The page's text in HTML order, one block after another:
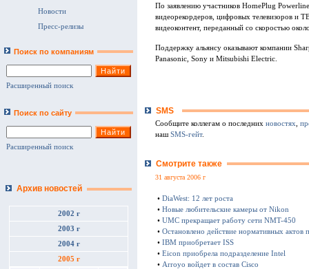
Новости
Пресс-релизы
Поиск по компаниям
Расширенный поиск
Поиск по сайту
Расширенный поиск
Архив новостей
2002 г
2003 г
2004 г
2005 г
По заявлению участников HomePlug
видеорекордеров, цифровых телевизоров и
видеоконтент, переданный со скоростью
Поддержку альянсу оказывают компании
Panasonic, Sony и Mitsubishi Electric.
SMS
Сообщите коллегам о последних новостях
наш SMS-гейт.
Смотрите также
31 августа 2006 г
• DiaWest: 12 лет роста
• Новые любительские камеры от Nikon
• UMC прекращает работу сети NMT-450
• Остановлено действие нормативных
• IBM приобретает ISS
• Eicon приобрела подразделение Intel
• Arroyo войдет в состав Cisco